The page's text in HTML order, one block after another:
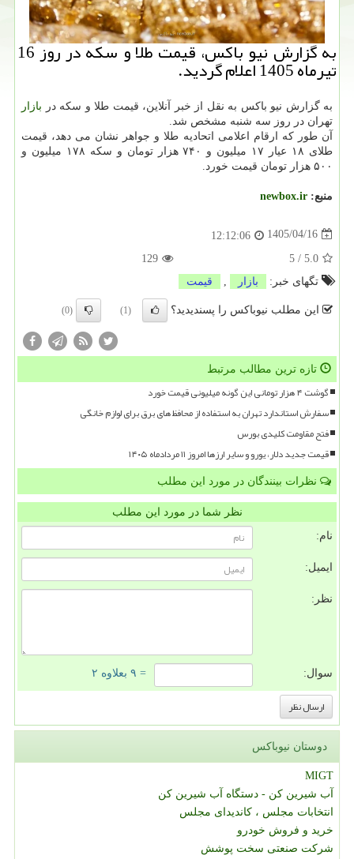
به گزارش نیو باکس، قیمت طلا و سکه در روز 16
تیرماه 1405 اعلام گردید.
به گزارش نیو باکس به نقل از خبر آنلاین، قیمت طلا و سکه در بازار
تهران در روز سه شنبه مشخص شد.
آن طور که ارقام اعلامی اتحادیه طلا و جواهر نشان می دهد، قیمت
طلای ۱۸ عیار ۱۷ میلیون و ۷۴۰ هزار تومان و سکه ۱۷۸ میلیون و
۵۰۰ هزار تومان قیمت خورد.
منبع: newbox.ir
1405/04/16
12:12:06
5.0
/
5
129
تگهای خبر:
بازار قیمت
این مطلب نیوباکس را پسندیدید؟ (1)
(0)
تازه ترین مطالب مرتبط
گوشت ۴ هزار تومانی این گونه میلیونی قیمت خورد
سفارش استاندارد تهران به استفاده از محافظ های برق برای لوازم خانگی
فتح مقاومت کلیدی بورس
قیمت جدید دلار، یورو و سایر ارزها امروز ۱۱ مردادماه ۱۴۰۵
نظرات بینندگان در مورد این مطلب
نظر شما در مورد این مطلب
نام:
ایمیل:
نظر:
سوال: = ۹ بعلاوه ۲
دوستان نیوباکس
MIGT
آب شیرین کن - دستگاه آب شیرین کن
انتخابات مجلس ، کاندیدای مجلس
خرید و فروش خودرو
شرکت صنعتی سخت پوشش